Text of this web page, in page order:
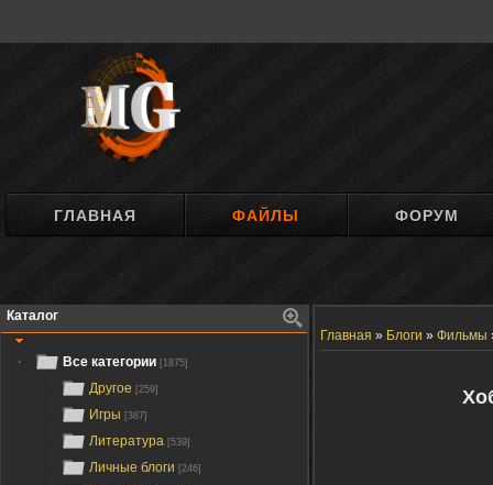
ГЛАВНАЯ ФАЙЛЫ ФОРУМ
Каталог
Все категории [1875]
Другое [259]
Игры [387]
Литература [539]
Личные блоги [246]
Главная » Блоги » Фильмы